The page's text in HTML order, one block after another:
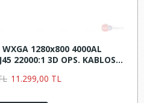
WXGA 1280x800 4000AL
22000:1 3D OPS. KABLOSUZ
11.299,00 TL